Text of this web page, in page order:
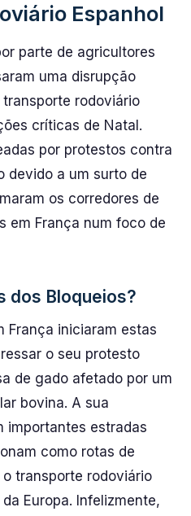
Espanhol
parte de agricultores
uma disrupção
rodoviário
críticas de Natal.
por protestos contra
devido a um surto de
os corredores de
em França num foco de
dos Bloqueios?
França iniciaram estas
o seu protesto
de gado afetado por um
bovina. A sua
importantes estradas
como rotas de
transporte rodoviário
Europa. Infelizmente,